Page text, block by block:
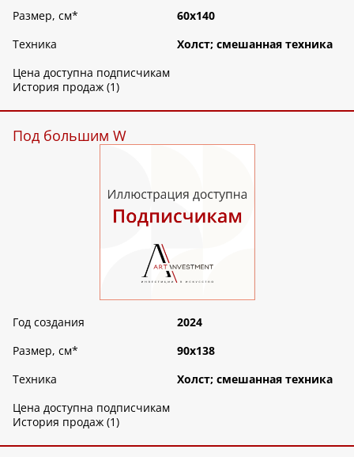
Размер, см*
60х140
Техника
Холст; смешанная техника
Цена доступна подписчикам
История продаж (1)
Под большим W
Год создания
2024
Размер, см*
90х138
Техника
Холст; смешанная техника
Цена доступна подписчикам
История продаж (1)